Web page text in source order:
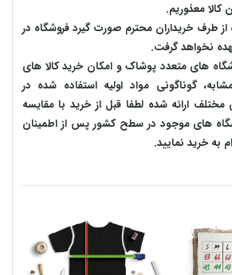
معذوریم.
از طرف خریداران محترم صورت گیرد فروشگاه در
نخواهد گرفت.
های متعدد‌ پوشاک و امکان خرید کالا های
گوناگونی مواد اولیه استفاده شده در
ارائه شده لطفا قبل از خرید با مقایسه
های موجود در سطح کشور پس از اطمینان
به خرید نمایید.